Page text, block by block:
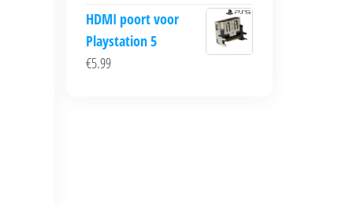
HDMI poort voor
Playstation 5
€5.99